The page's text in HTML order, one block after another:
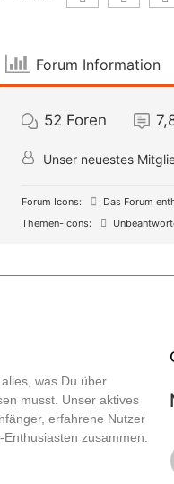
Forum Information
52 Foren
Unser neuestes
Forum Icons: Das Forum
Themen-Icons:
was Du über
musst. Unser aktives
erfahrene Nutzer
Enthusiasten zusammen.